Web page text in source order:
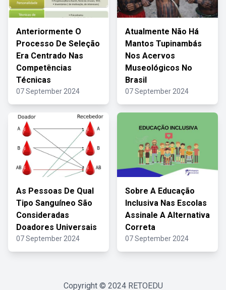
Anteriormente O
Processo De Seleção
Era Centrado Nas
Competências
Técnicas
07 September 2024
Atualmente Não Há
Mantos Tupinambás
Nos Acervos
Museológicos No
Brasil
07 September 2024
As Pessoas De Qual
Tipo Sanguíneo São
Consideradas
Doadores Universais
07 September 2024
Sobre A Educação
Inclusiva Nas Escolas
Assinale A Alternativa
Correta
07 September 2024
Copyright © 2024 RETOEDU